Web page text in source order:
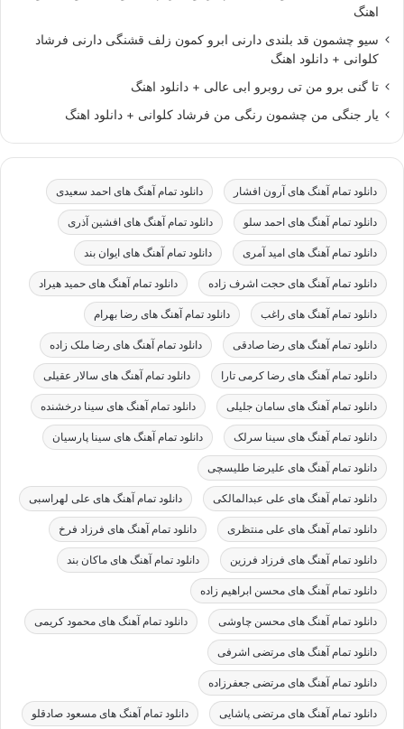
اهنگ
سیو چشمون قد بلندی دارنی ابرو کمون زلف قشنگی دارنی فرشاد
کلوانی + دانلود اهنگ
تا گنی برو من تی روبرو ابی عالی + دانلود اهنگ
یار جنگی من چشمون رنگی من فرشاد کلوانی + دانلود اهنگ
دانلود تمام آهنگ های آرون افشار دانلود تمام آهنگ های احمد سعیدی
دانلود تمام آهنگ های احمد سلو دانلود تمام آهنگ های افشین آذری
دانلود تمام آهنگ های امید آمری دانلود تمام آهنگ های ایوان بند
دانلود تمام آهنگ های حجت اشرف زاده دانلود تمام آهنگ های حمید هیراد
دانلود تمام آهنگ های راغب دانلود تمام آهنگ های رضا بهرام
دانلود تمام آهنگ های رضا صادقی دانلود تمام آهنگ های رضا ملک زاده
دانلود تمام آهنگ های رضا کرمی تارا دانلود تمام آهنگ های سالار عقیلی
دانلود تمام آهنگ های سامان جلیلی دانلود تمام آهنگ های سینا درخشنده
دانلود تمام آهنگ های سینا سرلک دانلود تمام آهنگ های سینا پارسیان
دانلود تمام آهنگ های علیرضا طلیسچی
دانلود تمام آهنگ های علی عبدالمالکی دانلود تمام آهنگ های علی لهراسبی
دانلود تمام آهنگ های علی منتظری دانلود تمام آهنگ های فرزاد فرخ
دانلود تمام آهنگ های فرزاد فرزین دانلود تمام آهنگ های ماکان بند
دانلود تمام آهنگ های محسن ابراهیم زاده
دانلود تمام آهنگ های محسن چاوشی دانلود تمام آهنگ های محمود کریمی
دانلود تمام آهنگ های مرتضی اشرفی
دانلود تمام آهنگ های مرتضی جعفرزاده
دانلود تمام آهنگ های مرتضی پاشایی دانلود تمام آهنگ های مسعود صادقلو